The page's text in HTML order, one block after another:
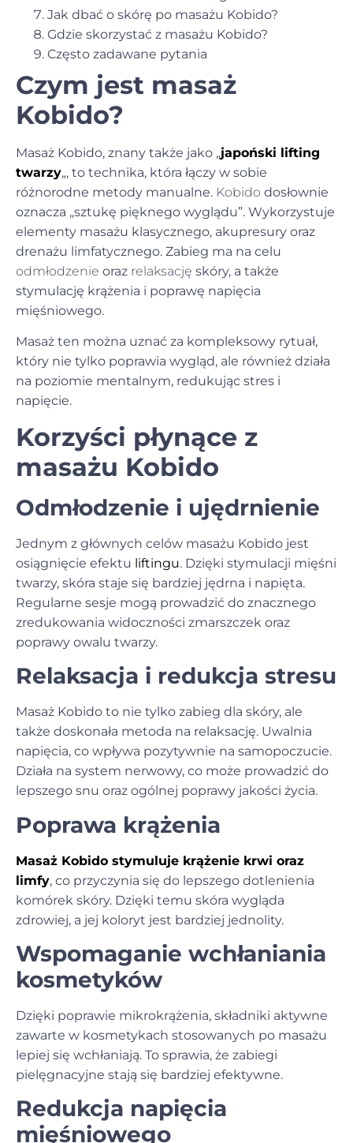
Jak dbać o skórę po masażu Kobido?
Gdzie skorzystać z masażu Kobido?
Często zadawane pytania
Czym jest masaż
Kobido?
Masaż Kobido, znany także jako „japoński lifting
twarzy„, to technika, która łączy w sobie
różnorodne metody manualne. Kobido dosłownie
oznacza „sztukę pięknego wyglądu”. Wykorzystuje
elementy masażu klasycznego, akupresury oraz
drenażu limfatycznego. Zabieg ma na celu
odmłodzenie oraz relaksację skóry, a także
stymulację krążenia i poprawę napięcia
mięśniowego.
Masaż ten można uznać za kompleksowy rytuał,
który nie tylko poprawia wygląd, ale również działa
na poziomie mentalnym, redukując stres i
napięcie.
Korzyści płynące z
masażu Kobido
Odmłodzenie i ujędrnienie
Jednym z głównych celów masażu Kobido jest
osiągnięcie efektu liftingu. Dzięki stymulacji mięśni
twarzy, skóra staje się bardziej jędrna i napięta.
Regularne sesje mogą prowadzić do znacznego
zredukowania widoczności zmarszczek oraz
poprawy owalu twarzy.
Relaksacja i redukcja stresu
Masaż Kobido to nie tylko zabieg dla skóry, ale
także doskonała metoda na relaksację. Uwalnia
napięcia, co wpływa pozytywnie na samopoczucie.
Działa na system nerwowy, co może prowadzić do
lepszego snu oraz ogólnej poprawy jakości życia.
Poprawa krążenia
Masaż Kobido stymuluje krążenie krwi oraz
limfy, co przyczynia się do lepszego dotlenienia
komórek skóry. Dzięki temu skóra wygląda
zdrowiej, a jej koloryt jest bardziej jednolity.
Wspomaganie wchłaniania
kosmetyków
Dzięki poprawie mikrokrążenia, składniki aktywne
zawarte w kosmetykach stosowanych po masażu
lepiej się wchłaniają. To sprawia, że zabiegi
pielęgnacyjne stają się bardziej efektywne.
Redukcja napięcia
mięśniowego